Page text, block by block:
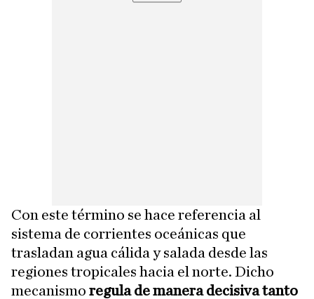
Con este término se hace referencia al
sistema de corrientes oceánicas que
trasladan agua cálida y salada desde las
regiones tropicales hacia el norte. Dicho
mecanismo regula de manera decisiva tanto